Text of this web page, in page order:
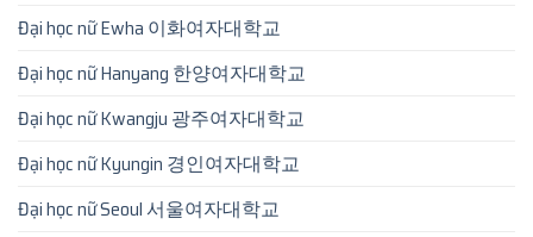
Đại học nữ Ewha 이화여자대학교
Đại học nữ Hanyang 한양여자대학교
Đại học nữ Kwangju 광주여자대학교
Đại học nữ Kyungin 경인여자대학교
Đại học nữ Seoul 서울여자대학교